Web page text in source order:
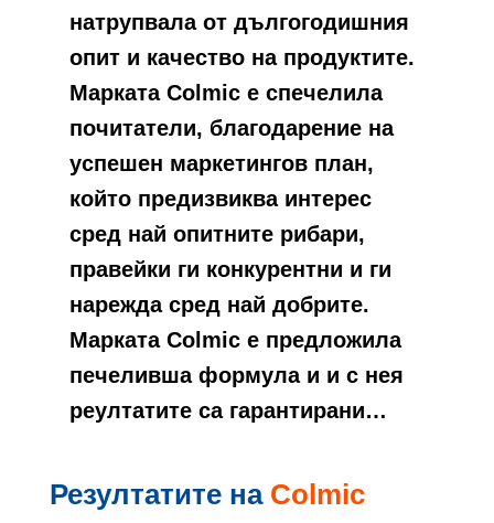
натрупвала от дългогодишния
опит и качество на продуктите.
Марката Colmic е спечелила
почитатели, благодарение на
успешен маркетингов план,
който предизвиква интерес
сред най опитните рибари,
правейки ги конкурентни и ги
нарежда сред най добрите.
Марката Colmic е предложила
печеливша формула и и с нея
реултатите са гарантирани…
Резултатите на Colmic